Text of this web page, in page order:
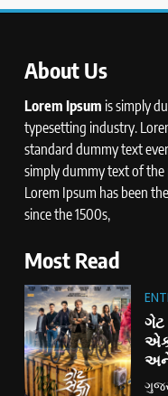
About Us
Lorem Ipsum is simply
typesetting industry.
standard dummy text
simply dummy text of
Lorem Ipsum has been
since the 1500s,
Most Read
ગેટ